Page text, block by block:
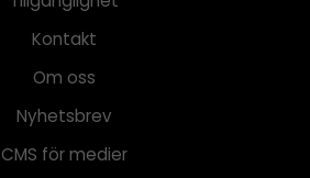
Kontakt
Om oss
Nyhetsbrev
CMS för medier